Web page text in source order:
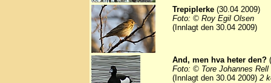
Trepiplerke (30.04 2009)
Foto: © Roy Egil Olsen
(Innlagt den 30.04 2009)
And, men hva heter den?
Foto: © Tore Johannes Rell
(Innlagt den 30.04 2009) 2